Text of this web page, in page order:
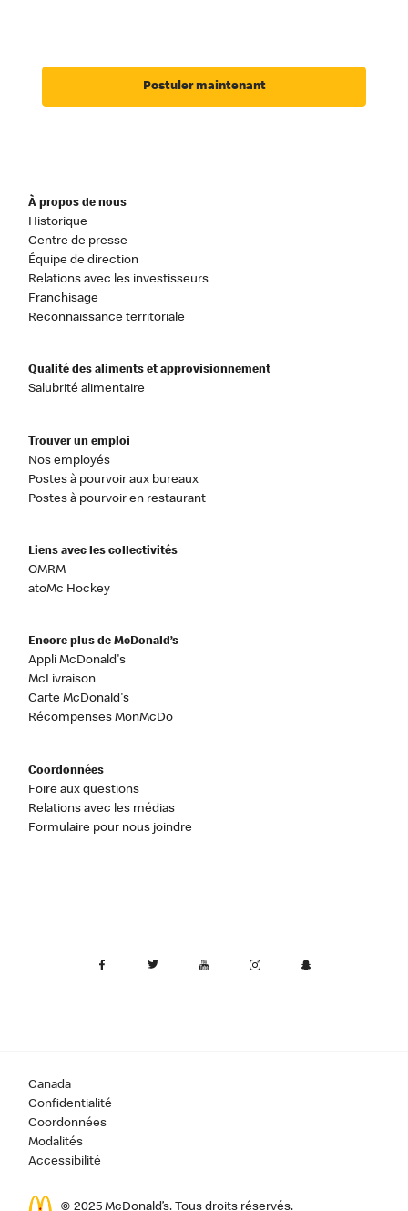
Postuler maintenant
À propos de nous
Historique
Centre de presse
Équipe de direction
Relations avec les investisseurs
Franchisage
Reconnaissance territoriale
Qualité des aliments et approvisionnement
Salubrité alimentaire
Trouver un emploi
Nos employés
Postes à pourvoir aux bureaux
Postes à pourvoir en restaurant
Liens avec les collectivités
OMRM
atoMc Hockey
Encore plus de McDonald’s
Appli McDonald's
McLivraison
Carte McDonald's
Récompenses MonMcDo
Coordonnées
Foire aux questions
Relations avec les médias
Formulaire pour nous joindre
Canada
Confidentialité
Coordonnées
Modalités
Accessibilité
© 2025 McDonald’s. Tous droits réservés.